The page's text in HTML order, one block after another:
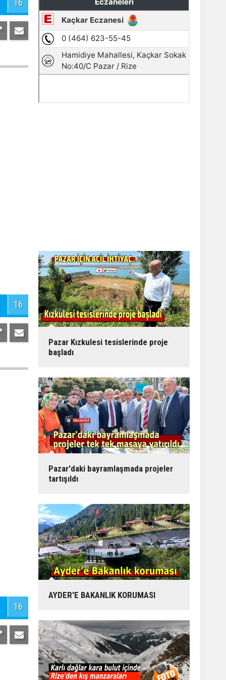
Pazar Kızkulesi tesislerinde proje
başladı
Pazar'daki bayramlaşmada projeler
tartışıldı
AYDER'E BAKANLIK KORUMASI